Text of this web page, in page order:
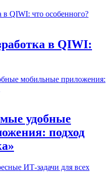
в QIWI:
удобные
подход